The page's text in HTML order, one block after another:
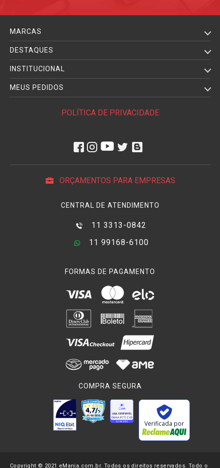
MARCAS
DESTAQUES
INSTITUCIONAL
MEUS PEDIDOS
POLÍTICA DE PRIVACIDADE
ORÇAMENTOS PARA EMPRESAS
CENTRAL DE ATENDIMENTO
11 3313-0842
11 99168-6100
FORMAS DE PAGAMENTO
COMPRA SEGURA
Verificada por
Copyright © 2021 eMania.com.br. Todos os direitos reservados. Todo o